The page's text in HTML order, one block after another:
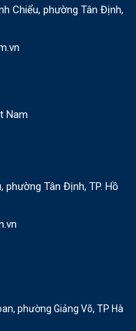
Chiểu, phường Tân Định,
Nam
phường Tân Định, TP. Hồ
phường Giảng Võ, TP Hà